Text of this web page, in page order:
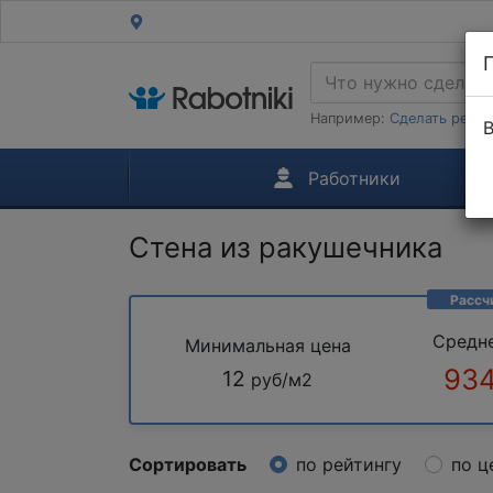
Например: Сделать
Работники
Стена из ракушечника
Минимальная цена
12 руб/м2
Сортировать по рейтингу по